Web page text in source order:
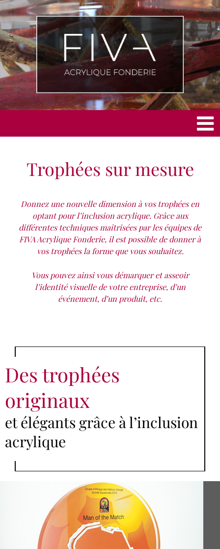
Skip
to
content
Trophées sur mesure
Donnez une nouvelle dimension à vos trophées en
optant pour l’inclusion acrylique. Grâce aux
différentes techniques maîtrisées par les équipes de
FIVA Acrylique Fonderie, il est possible de donner à
vos trophées la forme que vous souhaitez.
Vous pouvez ainsi vous démarquer et asseoir
l’identité visuelle de votre entreprise, d’un
événement, d’un produit, etc.
Des trophées
originaux
et élégants grâce à l’inclusion
acrylique